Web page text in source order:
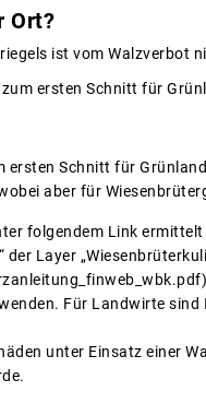
Ort?
ist vom Walzverbot
ersten Schnitt für
ersten Schnitt für
aber für
folgendem Link
Layer
Für Landwirte
unter Einsatz einer